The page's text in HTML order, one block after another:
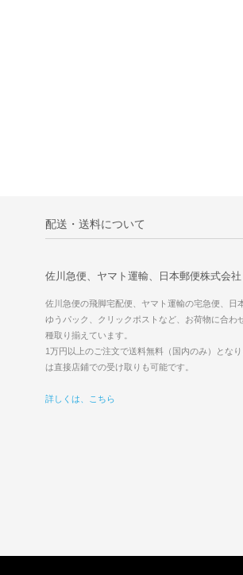
配送・送料について
佐川急便、ヤマト運輸、日本郵便株式会社
佐川急便の飛脚宅配便、ヤマト運輸の宅急便、日
ゆうパック、クリックポストなど、お荷物に合わ
種取り揃えています。
1万円以上のご注文で送料無料（国内のみ）とな
は直接店鋪での受け取りも可能です。
詳しくは、こちら